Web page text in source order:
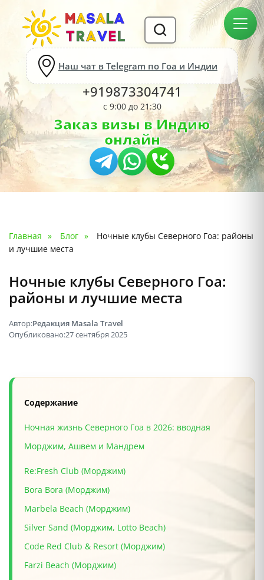
Наш чат в Telegram по Гоа и Индии
+919873304741
с 9:00 до 21:30
Заказ визы в Индию
онлайн
Главная Блог
Ночные клубы Северного Гоа: районы
и лучшие места
Ночные клубы Северного Гоа:
районы и лучшие места
Автор:Редакция Masala Travel
Опубликовано:27 сентября 2025
Содержание
Ночная жизнь Северного Гоа в 2026: вводная
Морджим, Ашвем и Мандрем
Re:Fresh Club (Морджим)
Bora Bora (Морджим)
Marbela Beach (Морджим)
Silver Sand (Морджим, Lotto Beach)
Code Red Club & Resort (Морджим)
Farzi Beach (Морджим)